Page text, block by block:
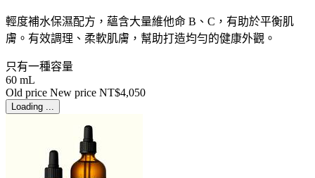
輕度補水保濕配方，蘊含大量維他命 B、C，有助於平衡肌
膚。有效調理、柔軟肌膚，幫助打造均勻的健康外觀。
只有一種容量
60 mL
Old price New price NT$4,050
Loading ...